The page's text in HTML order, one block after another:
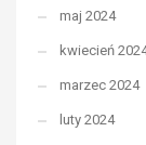
maj 2024
kwiecień
marzec 2024
luty 2024